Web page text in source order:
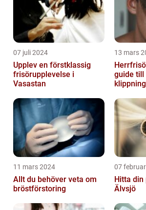
07 juli 2024
Upplev en förstklassig
frisörupplevelse i
Vasastan
13 mars
guide till
klippning
11 mars 2024
Allt du behöver veta om
bröstförstoring
07
Hitta
Älvsjö